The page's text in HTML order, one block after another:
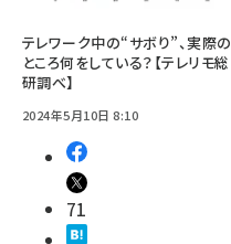
テレワーク中の“サボり”、実際の
ところ何をしている？【テレリモ総
研調べ】
2024年5月10日 8:10
71